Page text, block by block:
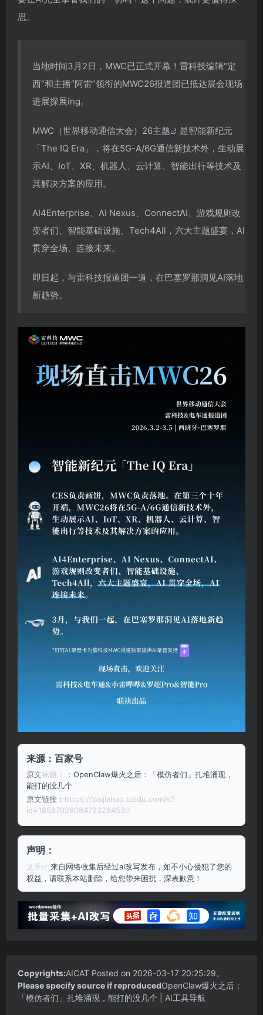
思。
当地时间3月2日，MWC已正式开幕！雷科技编辑“定
西”和主播“阿雷”领衔的MWC26报道团已抵达展会现场
进展探展ing。
MWC（世界移动通信大会）26主题
是智能新纪元
「The IQ Era」，将在5G-A/6G通信新技术外，生动展
示AI、IoT、XR、机器人、云计算、智能出行等技术及
其解决方案的应用。
AI4Enterprise、AI Nexus、ConnectAI、游戏规则改
变者们、智能基础设施、Tech4All，六大主题盛宴，AI
贯穿全场、连接未来。
即日起，与雷科技报道团一道，在巴塞罗那洞见AI落地
新趋势。
来源：百家号
原文标题 ： OpenClaw爆火之后：「模仿者们」扎堆涌现，
能打的没几个
原文链接： https://baijiahao.baidu.com/s?
id=1858702808472328453
声明：
文章
来自网络收集后经过ai改写发布，如不小心侵犯了您的
权益，请联系本站删除，给您带来困扰，深表歉意！
Copyrights:AICAT Posted on 2026-03-17 20:25:29。
Please specify source if reproducedOpenClaw爆火之后：
「模仿者们」扎堆涌现，能打的没几个 | AI工具导航